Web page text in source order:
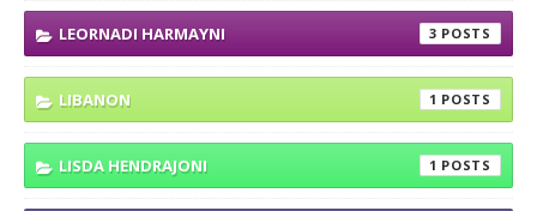
LEORNADI HARMAYNI 3
LIBANON 1
LISDA HENDRAJONI 1